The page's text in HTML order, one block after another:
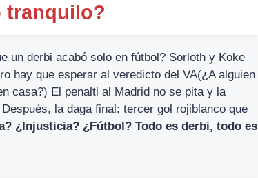
tranquilo?
un derbi acabó solo en fútbol? Sorloth y Koke
hay que esperar al veredicto del VA(¿A alguien
casa?) El penalti al Madrid no se pita y la
la daga final: tercer gol rojiblanco que
¿Injusticia? ¿Fútbol? Todo es derbi, todo es